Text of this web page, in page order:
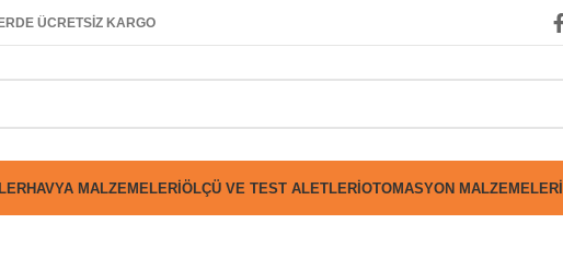
ÜCRETSİZ KARGO
HAVYA MALZEMELERIÖLÇÜ VE TEST ALETLERIOTOMASYON MALZEMELERI